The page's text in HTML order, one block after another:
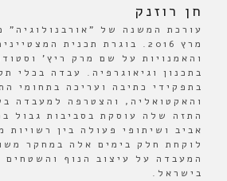
חן רוזנק
מרץ 2016. בוגרת תכנית
והאמנויות על שם מרק ריץ'
בתכנון וגיאוגרפיה. עבדה בכלי
בתפקידי כתיבה ועריכה בתחומי
התזה שלה עוסקת בסביבות גבול
אביב ושיתופי פעולה בין רשויות
לוקחת חלק בימים אלה במחקר
המעבדה על עיצוב הנוף והשטחים
בישראל.